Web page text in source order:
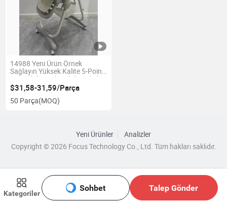
Kategoriler
Sohbet Talep Gönder
14988 Yeni Ürün Örnek
Sağlayın Yüksek Kalite 5-Point
Taşınabilir Katlanabilir Bebek
Mama Sandalyesi
$31,58-31,59/Parça
50 Parça(MOQ)
Yeni Ürünler
Analizler
Copyright © 2026 Focus Technology Co., Ltd. Tüm hakları saklıdır.